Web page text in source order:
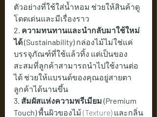
ตัวอย่างที่ใช้ใส่น้ำหอม ช่วยให้สินค้าดู
โดดเด่นและมีเรื่องราว
2. ความทนทานและนำกลับมาใช้ใหม่
ได้ (Sustainability) กล่องไม้ไม่ใช่แค่
บรรจุภัณฑ์ที่ใช้แล้วทิ้ง แต่เป็นของ
สะสมที่ลูกค้าสามารถนำไปใช้งานต่อ
ได้ ช่วยให้แบรนด์ของคุณอยู่สายตา
ลูกค้าได้นานขึ้น
3. สัมผัสแห่งความพรีเมียม (Premium
Touch) พื้นผิวของไม้ (Texture) และกลิ่น